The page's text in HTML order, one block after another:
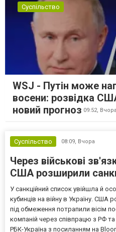
Суспільство
WSJ - Путін може
восени: розвідка
новий прогноз 09:52, Вчора
Суспільство 08:09, Вчора
Через військові
США розширили
У санкційний список увійшла й
кубинців на війну в Україну. США
під обмеження потрапили вісім
компаній через співпрацю з РФ
РБК-Україна з посиланням на